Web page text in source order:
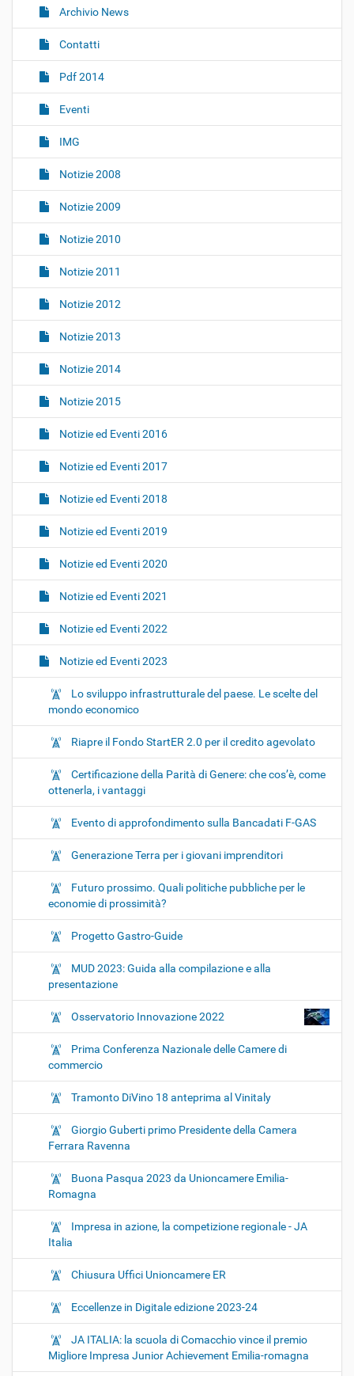
g
i
n
Archivio News
Contatti
Pdf 2014
Eventi
IMG
Notizie 2008
Notizie 2009
Notizie 2010
Notizie 2011
Notizie 2012
Notizie 2013
Notizie 2014
Notizie 2015
Notizie ed Eventi 2016
Notizie ed Eventi 2017
Notizie ed Eventi 2018
Notizie ed Eventi 2019
Notizie ed Eventi 2020
Notizie ed Eventi 2021
Notizie ed Eventi 2022
Notizie ed Eventi 2023
Lo sviluppo infrastrutturale del paese. Le scelte del
mondo economico
Riapre il Fondo StartER 2.0 per il credito agevolato
Certificazione della Parità di Genere: che cos’è, come
ottenerla, i vantaggi
Evento di approfondimento sulla Bancadati F-GAS
Generazione Terra per i giovani imprenditori
Futuro prossimo. Quali politiche pubbliche per le
economie di prossimità?
Progetto Gastro-Guide
MUD 2023: Guida alla compilazione e alla
presentazione
Osservatorio Innovazione 2022
Prima Conferenza Nazionale delle Camere di
commercio
Tramonto DiVino 18 anteprima al Vinitaly
Giorgio Guberti primo Presidente della Camera
Ferrara Ravenna
Buona Pasqua 2023 da Unioncamere Emilia-
Romagna
Impresa in azione, la competizione regionale - JA
Italia
Chiusura Uffici Unioncamere ER
Eccellenze in Digitale edizione 2023-24
JA ITALIA: la scuola di Comacchio vince il premio
Migliore Impresa Junior Achievement Emilia-romagna